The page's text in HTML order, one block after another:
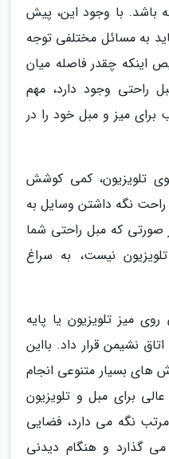
باشد. با وجود این، پیش
به مسائل مختلفی توجه
اینکه چقدر فاصله میان
راحتی وجود دارد، مهم
برای میز و مبل خود را در
تلویزیون، کمی کوشش
راحت نگه داشتن وسایل به
صورتی که مبل راحتی شما
نیست، به سراغ
میز تلویزیون یا پایه
نشیمن قرار داد. بااین
های بسیار متنوعی انجام
برای مبل و تلویزیون
نگه می دارد، فضایی
گذارد و هنگام دیدنی